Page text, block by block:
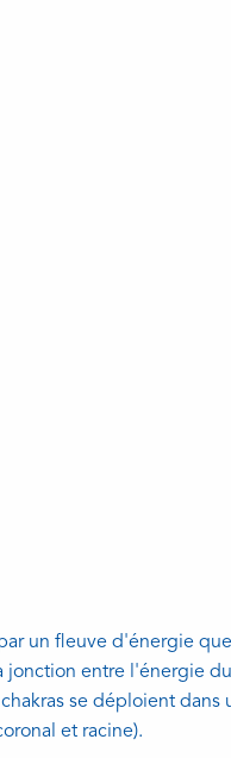
un fleuve d'énergie
entre l'énergie
se déploient
et racine).